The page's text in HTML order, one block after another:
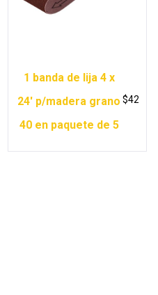
1 banda de lija 4 x
24′ p/madera grano
40 en paquete de 5
$42